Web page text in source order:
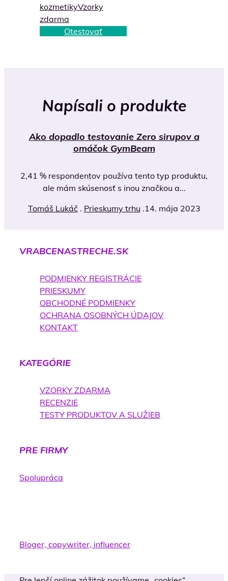
kozmetikyVzorky
zdarma
Otestovať
Napísali o produkte
Ako dopadlo testovanie Zero sirupov a
omáčok GymBeam
2,41 % respondentov používa tento typ produktu,
ale mám skúsenosť s inou značkou a...
Tomáš Lukáč . Prieskumy trhu .14. mája 2023
VRABCENASTRECHE.SK
PODMIENKY REGISTRÁCIE
PRIESKUMY
OBCHODNÉ PODMIENKY
OCHRANA OSOBNÝCH ÚDAJOV
KONTAKT
KATEGÓRIE
VZORKY ZDARMA
RECENZIE
TESTY PRODUKTOV A SLUŽIEB
PRE FIRMY
Spolupráca
Bloger, copywriter, influencer